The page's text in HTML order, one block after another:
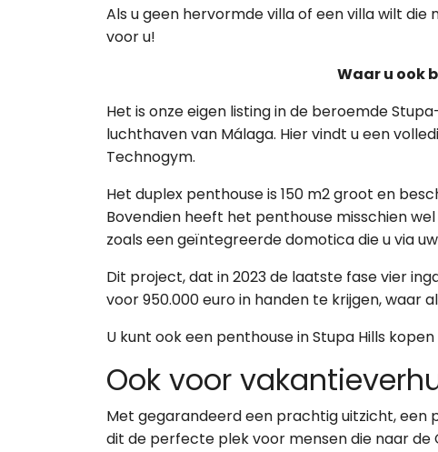
Als u geen hervormde villa of een villa wilt
voor u!
Waar u ook
Het is onze eigen listing in de beroemde
luchthaven van Málaga. Hier vindt u een
Technogym.
Het duplex penthouse is 150 m2 groot en
Bovendien heeft het penthouse misschien
zoals een geïntegreerde domotica die u via
Dit project, dat in 2023 de laatste fase vier
voor 950.000 euro in handen te krijgen, waar
U kunt ook een penthouse in Stupa Hills
Ook voor
Met gegarandeerd een prachtig uitzicht, een
dit de perfecte plek voor mensen die naar de